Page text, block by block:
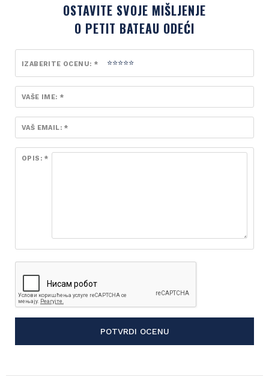
OSTAVITE SVOJE MIŠLJENJE
O PETIT BATEAU ODEĆI
IZABERITE OCENU: *
VAŠE IME: *
VAŠ EMAIL: *
OPIS: *
POTVRDI OCENU